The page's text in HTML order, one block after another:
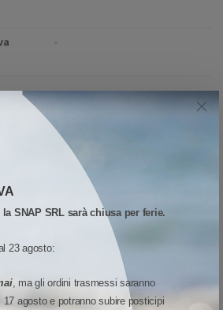
la SNAP SRL sarà chiusa per ferie.
23 agosto:
, ma gli ordini trasmessi saranno
agosto e potranno subire posticipi
-
-
-